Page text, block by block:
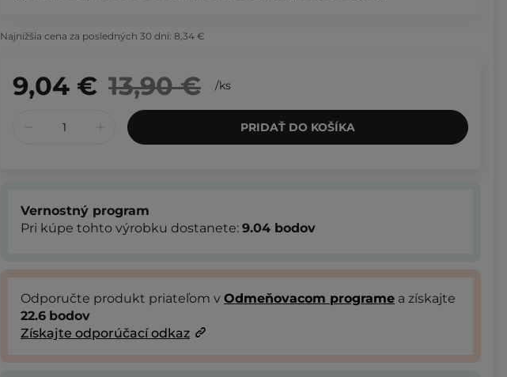
Najnižšia cena za posledných 30 dní: 8,34 €
9,04 € 13,90 € /ks
PRIDAŤ DO KOŠÍKA
Vernostný program
Pri kúpe tohto výrobku dostanete: 9.04 bodov
Odporučte produkt priateľom v Odmeňovacom programe a získajte
22.6 bodov
Získajte odporúčací odkaz